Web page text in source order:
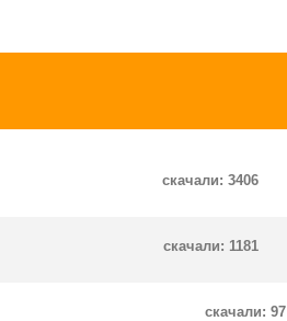
скачали: 3406
скачали: 1181
скачали: 97